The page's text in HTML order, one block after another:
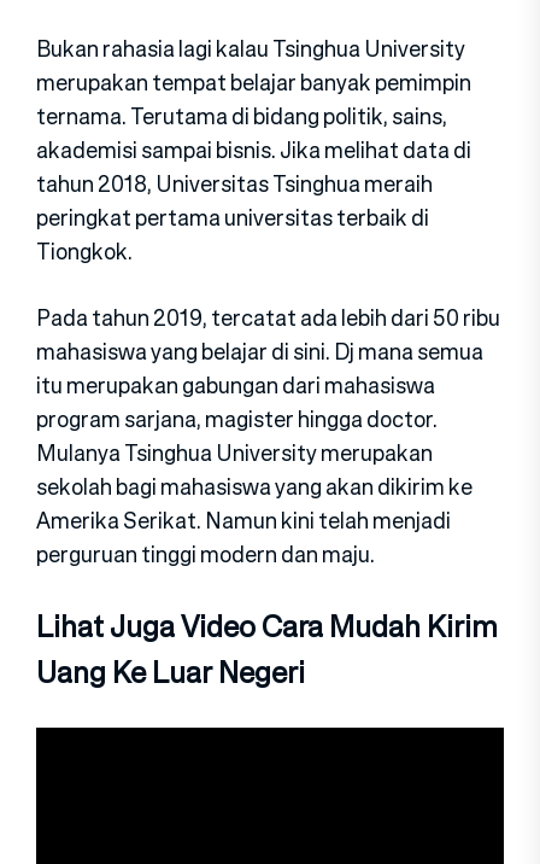
Bukan rahasia lagi kalau Tsinghua University
merupakan tempat belajar banyak pemimpin
ternama. Terutama di bidang politik, sains,
akademisi sampai bisnis. Jika melihat data di
tahun 2018, Universitas Tsinghua meraih
peringkat pertama universitas terbaik di
Tiongkok.
Pada tahun 2019, tercatat ada lebih dari 50 ribu
mahasiswa yang belajar di sini. Dj mana semua
itu merupakan gabungan dari mahasiswa
program sarjana, magister hingga doctor.
Mulanya Tsinghua University merupakan
sekolah bagi mahasiswa yang akan dikirim ke
Amerika Serikat. Namun kini telah menjadi
perguruan tinggi modern dan maju.
Lihat Juga Video Cara Mudah Kirim
Uang Ke Luar Negeri